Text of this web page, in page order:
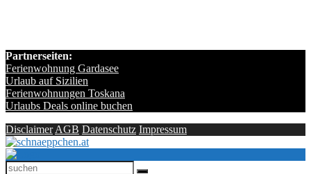
Partnerseiten:
Ferienwohnung Gardasee
Urlaub auf Sizilien
Ferienwohnungen Toskana
Urlaubs Deals online buchen
Disclaimer AGB Datenschutz Impressum